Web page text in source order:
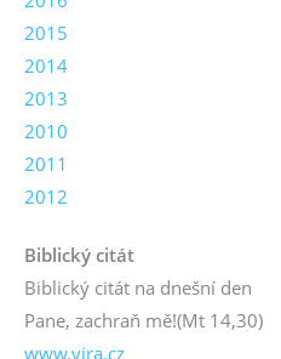
2015
2014
2013
2010
2011
2012
Biblický citát
Biblický citát na dnešní den
Pane, zachraň mě!(Mt 14,30)
www.vira.cz